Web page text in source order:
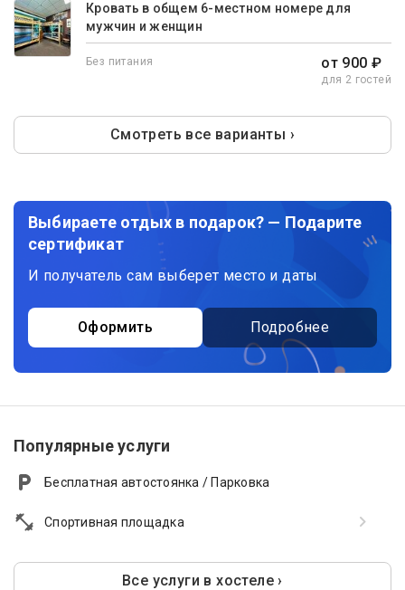
Кровать в общем 6-местном номере для
мужчин и женщин
Без питания от 900 ₽
для 2 гостей
Смотреть все варианты ›
Выбираете отдых в подарок? — Подарите
сертификат
И получатель сам выберет место и даты
Оформить Подробнее
Популярные услуги
Бесплатная автостоянка / Парковка
Спортивная площадка
Все услуги в хостеле ›